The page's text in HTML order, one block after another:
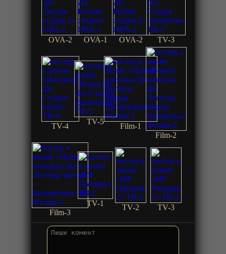
OVA-2 OVA-1 OVA-2 TV-3
TV-4
TV-5
Film-1
Film-2
Film-3
TV-1 TV-2 TV-3